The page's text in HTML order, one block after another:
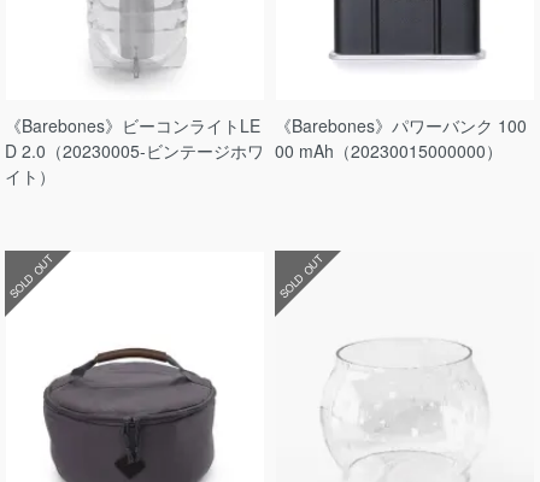
《Barebones》ビーコンライトLE
D 2.0（20230005-ビンテージホワ
イト）
《Barebones》パワーバンク 100
00 mAh（20230015000000）
SOLD OUT SOLD OUT